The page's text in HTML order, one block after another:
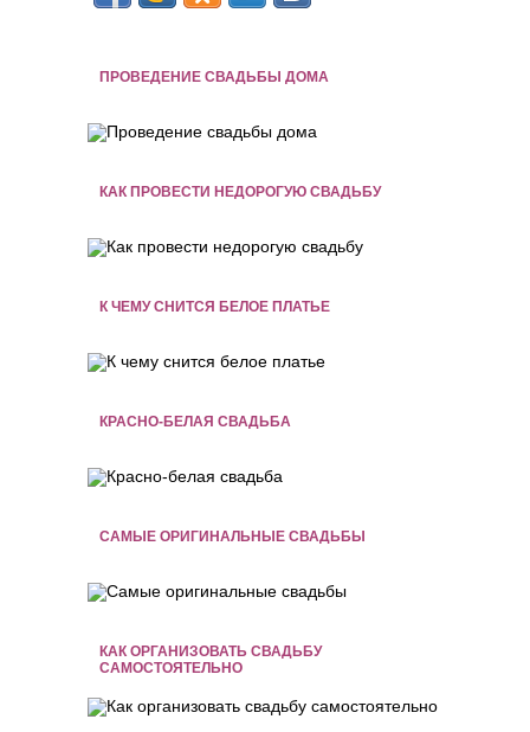
ПРОВЕДЕНИЕ СВАДЬБЫ ДОМА
КАК ПРОВЕСТИ НЕДОРОГУЮ СВАДЬБУ
К ЧЕМУ СНИТСЯ БЕЛОЕ ПЛАТЬЕ
КРАСНО-БЕЛАЯ СВАДЬБА
САМЫЕ ОРИГИНАЛЬНЫЕ СВАДЬБЫ
КАК ОРГАНИЗОВАТЬ СВАДЬБУ
САМОСТОЯТЕЛЬНО